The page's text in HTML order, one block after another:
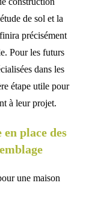
de sol et la
précisément
Pour les futurs
dans les
étape utile pour
à leur projet.
place des